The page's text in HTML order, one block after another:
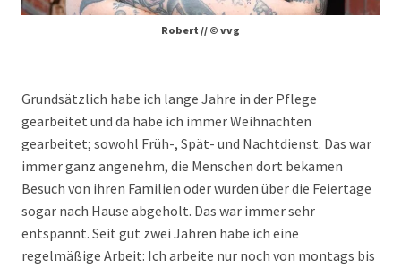
Robert // © vvg
Grundsätzlich habe ich lange Jahre in der Pflege
gearbeitet und da habe ich immer Weihnachten
gearbeitet; sowohl Früh-, Spät- und Nachtdienst. Das war
immer ganz angenehm, die Menschen dort bekamen
Besuch von ihren Familien oder wurden über die Feiertage
sogar nach Hause abgeholt. Das war immer sehr
entspannt. Seit gut zwei Jahren habe ich eine
regelmäßige Arbeit: Ich arbeite nur noch von montags bis